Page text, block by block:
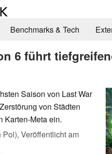
Benchmarks & Tech
6 führt
Saison von Last War
von Städten
Karten-Meta ein.
Pol), Veröffentlicht am